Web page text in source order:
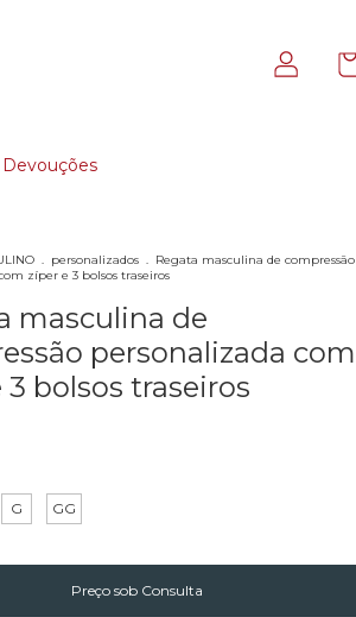
Devouções
. personalizados . Regata masculina de compressão
zíper e 3 bolsos traseiros
masculina de
personalizada com
3 bolsos traseiros
G GG